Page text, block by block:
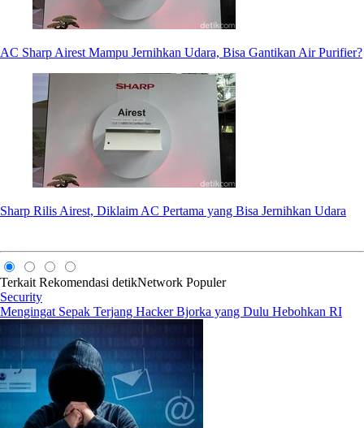
AC Sharp Airest Mampu Jernihkan Udara, Bisa Gantikan Air Purifier?
Sharp Rilis Airest, Diklaim AC Pertama yang Bisa Jernihkan Udara
Terkait Rekomendasi detikNetwork Populer
Security
Mengingat Sepak Terjang Hacker Bjorka yang Dulu Hebohkan RI